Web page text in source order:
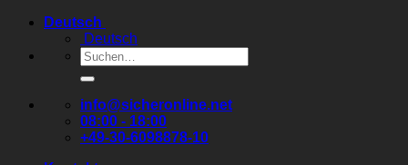
Zum
springen
Deutsch
Deutsch
Suchen
nach:
info@sicheronline.net
08:00 - 18:00
+49-30-6098878-10